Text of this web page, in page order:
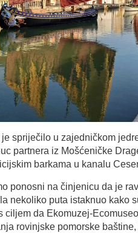
spriječilo u zajedničkom
partnera iz Mošćeničke
barkama u kanalu
ponosni na činjenicu da je
nekoliko puta istaknuo kako
ciljem da Ekomuzej-
rovinjske pomorske